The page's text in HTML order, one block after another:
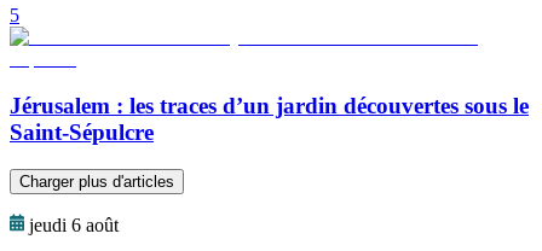
5
Jérusalem : les traces d’un jardin découvertes sous le
Saint-Sépulcre
Charger plus d'articles
jeudi 6 août